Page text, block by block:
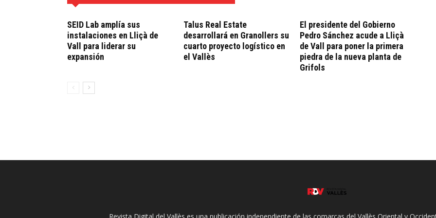
SEID Lab amplía sus
instalaciones en Lliçà de
Vall para liderar su
expansión
Talus Real Estate
desarrollará en Granollers su
cuarto proyecto logístico en
el Vallès
El presidente del Gobierno
Pedro Sánchez acude a Lliçà
de Vall para poner la primera
piedra de la nueva planta de
Grifols